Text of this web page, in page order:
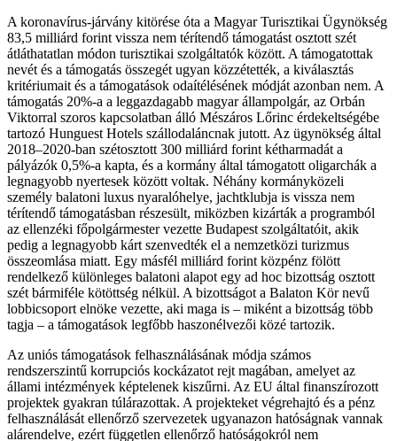
A koronavírus-járvány kitörése óta a Magyar Turisztikai Ügynökség
83,5 milliárd forint vissza nem térítendő támogatást osztott szét
átláthatatlan módon turisztikai szolgáltatók között. A támogatottak
nevét és a támogatás összegét ugyan közzétették, a kiválasztás
kritériumait és a támogatások odaítélésének módját azonban nem. A
támogatás 20%-a a leggazdagabb magyar állampolgár, az Orbán
Viktorral szoros kapcsolatban álló Mészáros Lőrinc érdekeltségébe
tartozó Hunguest Hotels szállodaláncnak jutott. Az ügynökség által
2018–2020-ban szétosztott 300 milliárd forint kétharmadát a
pályázók 0,5%-a kapta, és a kormány által támogatott oligarchák a
legnagyobb nyertesek között voltak. Néhány kormányközeli
személy balatoni luxus nyaralóhelye, jachtklubja is vissza nem
térítendő támogatásban részesült, miközben kizárták a programból
az ellenzéki főpolgármester vezette Budapest szolgáltatóit, akik
pedig a legnagyobb kárt szenvedték el a nemzetközi turizmus
összeomlása miatt. Egy másfél milliárd forint közpénz fölött
rendelkező különleges balatoni alapot egy ad hoc bizottság osztott
szét bármiféle kötöttség nélkül. A bizottságot a Balaton Kör nevű
lobbicsoport elnöke vezette, aki maga is – miként a bizottság több
tagja – a támogatások legfőbb haszonélvezői közé tartozik.
Az uniós támogatások felhasználásának módja számos
rendszerszintű korrupciós kockázatot rejt magában, amelyet az
állami intézmények képtelenek kiszűrni. Az EU által finanszírozott
projektek gyakran túlárazottak. A projekteket végrehajtó és a pénz
felhasználását ellenőrző szervezetek ugyanazon hatóságnak vannak
alárendelve, ezért független ellenőrző hatóságokról nem